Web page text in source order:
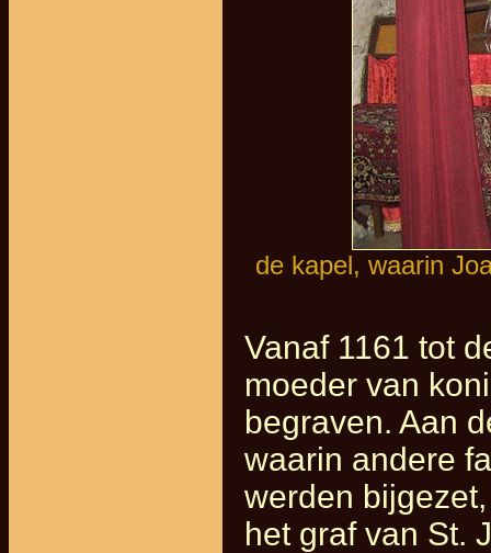
de kapel, waarin
Vanaf 1161 tot
moeder van
begraven. Aan
waarin andere
werden
het graf van St.